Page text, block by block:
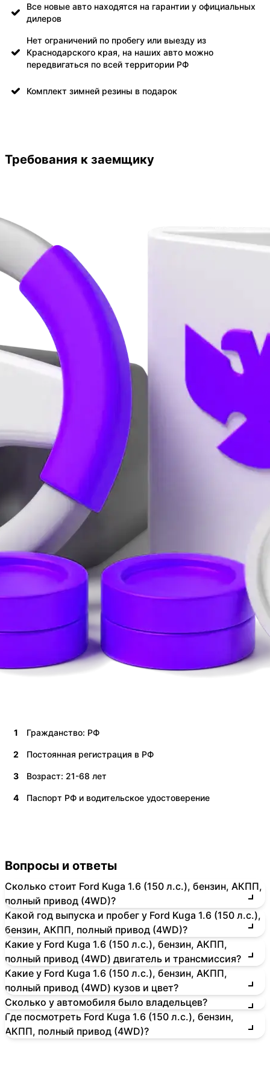
Все новые авто находятся на гарантии у официальных
дилеров
Нет ограничений по пробегу или выезду из
Краснодарского края, на наших авто можно
передвигаться по всей территории РФ
Комплект зимней резины в подарок
Требования к заемщику
1 Гражданство: РФ
2 Постоянная регистрация в РФ
3 Возраст: 21-68 лет
4 Паспорт РФ и водительское удостоверение
Вопросы и ответы
Сколько стоит Ford Kuga 1.6 (150 л.с.), бензин, АКПП,
полный привод (4WD)?
Какой год выпуска и пробег у Ford Kuga 1.6 (150 л.с.),
бензин, АКПП, полный привод (4WD)?
Какие у Ford Kuga 1.6 (150 л.с.), бензин, АКПП,
полный привод (4WD) двигатель и трансмиссия?
Какие у Ford Kuga 1.6 (150 л.с.), бензин, АКПП,
полный привод (4WD) кузов и цвет?
Сколько у автомобиля было владельцев?
Где посмотреть Ford Kuga 1.6 (150 л.с.), бензин,
АКПП, полный привод (4WD)?